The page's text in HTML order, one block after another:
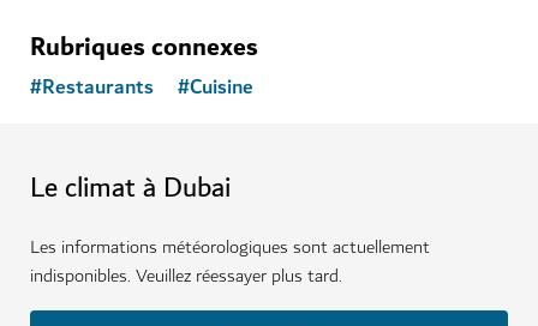
Rubriques connexes
#Restaurants #Cuisine
Le climat à Dubai
Les informations météorologiques sont actuellement
indisponibles. Veuillez réessayer plus tard.